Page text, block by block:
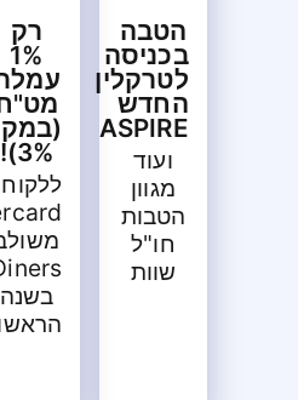
הטבה
בכניסה
לטרקלין
החדש
ASPIRE
ועוד
מגוון
הטבות
חו"ל
שוות
רק
1%
3%)!
בשנה